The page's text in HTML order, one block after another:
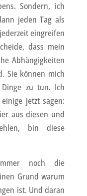
Sondern, ich
jeden Tag als
eingreifen
dass mein
Abhängigkeiten
Sie können mich
zu tun. Ich
jetzt sagen:
aus diesen und
bin diese
noch die
Grund warum
ist. Und daran